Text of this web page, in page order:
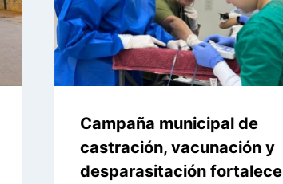
Campaña municipal de
castración, vacunación y
desparasitación fortalece